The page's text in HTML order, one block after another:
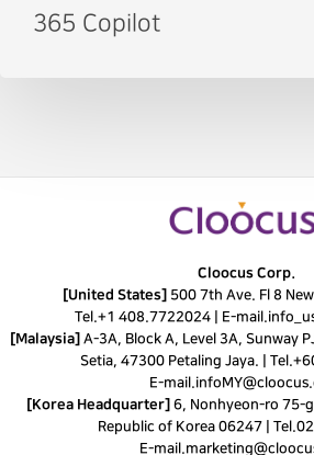
365 Copilot
Cloocus Corp.
[United States] 500 7th Ave. Fl 8
Tel.+1 408.7722024 E-mail.
[Malaysia] A-3A, Block A, Level 3A, Sunway
Setia, 47300 Petaling Jaya. | Tel.
E-mail.
[Korea Headquarter] 6, Nonhyeon-ro 75-
Republic of Korea 06247 | Tel.
E-mail.